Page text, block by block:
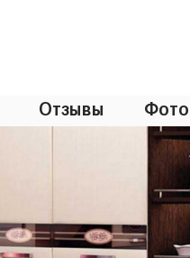
Отзывы Фото